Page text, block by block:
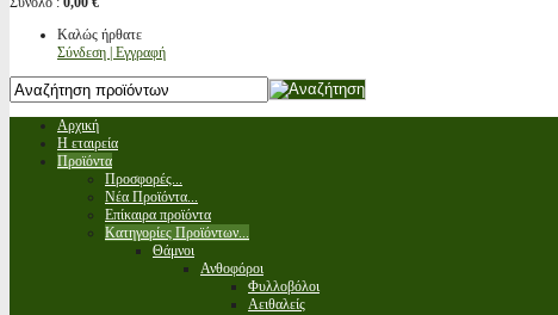
Καλώς ήρθατε
Σύνδεση | Εγγραφή
Αρχική
Η εταιρεία
Προϊόντα
Προσφορές...
Νέα Προϊόντα...
Επίκαιρα προϊόντα
Κατηγορίες Προϊόντων...
Θάμνοι
Ανθοφόροι
Φυλλοβόλοι
Αειθαλείς